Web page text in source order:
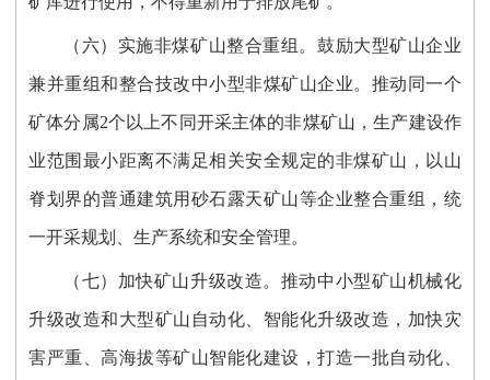
（六）实施非煤矿山整合重组。鼓励大型矿山企业
兼并重组和整合技改中小型非煤矿山企业。推动同一个
矿体分属2个以上不同开采主体的非煤矿山，生产建设作
业范围最小距离不满足相关安全规定的非煤矿山，以山
脊划界的普通建筑用砂石露天矿山等企业整合重组，统
一开采规划、生产系统和安全管理。
（七）加快矿山升级改造。推动中小型矿山机械化
升级改造和大型矿山自动化、智能化升级改造，加快灾
害严重、高海拔等矿山智能化建设，打造一批自动化、